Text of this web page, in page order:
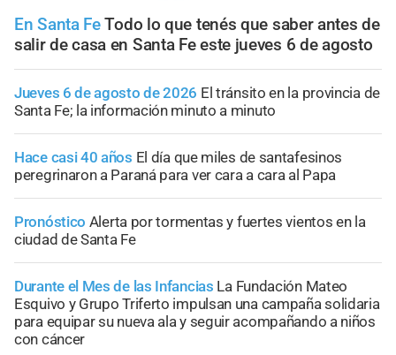
En Santa Fe Todo lo que tenés que saber antes de
salir de casa en Santa Fe este jueves 6 de agosto
Jueves 6 de agosto de 2026 El tránsito en la provincia de
Santa Fe; la información minuto a minuto
Hace casi 40 años El día que miles de santafesinos
peregrinaron a Paraná para ver cara a cara al Papa
Pronóstico Alerta por tormentas y fuertes vientos en la
ciudad de Santa Fe
Durante el Mes de las Infancias La Fundación Mateo
Esquivo y Grupo Triferto impulsan una campaña solidaria
para equipar su nueva ala y seguir acompañando a niños
con cáncer